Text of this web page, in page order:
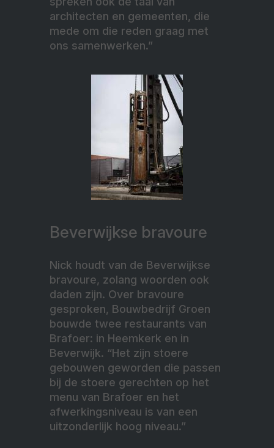
architecten en gemeenten, die
mede om die reden graag met
ons samenwerken.”
Beverwijkse bravoure
Nick houdt van de Beverwijkse
bravoure, zolang woorden ook
daden zijn. Over bravoure
gesproken, Bouwbedrijf Groen
bouwde twee restaurants van
Brafoer: in Heemkerk en in
Beverwijk. “Het zijn stoere
gebouwen geworden die passen
bij de stoere gerechten op het
menu van Brafoer en het
afwerkingsniveau is van een
uitzonderlijk hoog niveau.”